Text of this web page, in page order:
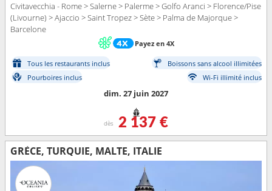
Civitavecchia - Rome > Salerne > Palerme > Golfo Aranci > Florence/Pise
(Livourne) > Ajaccio > Saint Tropez > Sète > Palma de Majorque >
Barcelone
Payez en 4X
Tous les restaurants inclus
Boissons sans alcool illimitées
Pourboires inclus
Wi-Fi illimité inclus
dim. 27 juin 2027
dès 2 137 €
GRÈCE, TURQUIE, MALTE, ITALIE